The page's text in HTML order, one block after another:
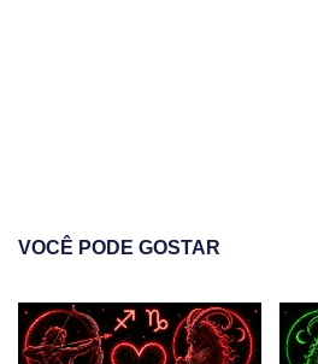
VOCÊ PODE GOSTAR